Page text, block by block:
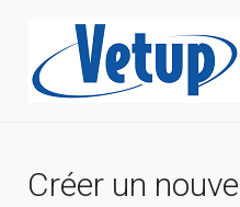
Créer un